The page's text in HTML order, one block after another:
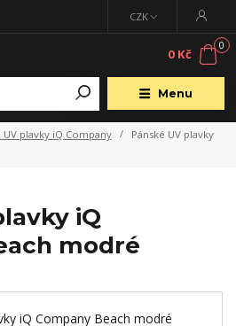
Menu
CZK
0
0 Kč
UV plavky iQ Company
Pánské UV plavky
iQ
modré